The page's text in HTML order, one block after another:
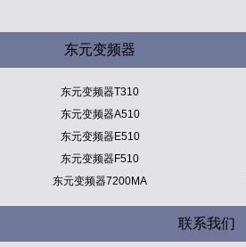
东元变频器
东元变频器T310
东元变频器A510
东元变频器E510
东元变频器F510
东元变频器7200MA
联系我们